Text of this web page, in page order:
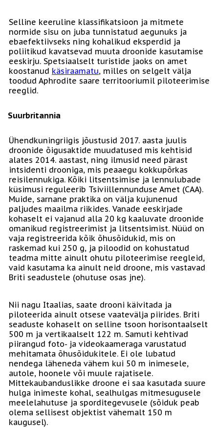
Selline keeruline klassifikatsioon ja mitmete
normide sisu on juba tunnistatud aegunuks ja
ebaefektiivseks ning kohalikud eksperdid ja
poliitikud kavatsevad muuta droonide kasutamise
eeskirju. Spetsiaalselt turistide jaoks on amet
koostanud käsiraamatu, milles on selgelt välja
toodud Aphrodite saare territooriumil piloteerimise
reeglid.
Suurbritannia
Ühendkuningriigis jõustusid 2017. aasta juulis
droonide õigusaktide muudatused mis kehtisid
alates 2014. aastast, ning ilmusid need pärast
intsidenti drooniga, mis peaaegu kokkupõrkas
reisilennukiga. Kõiki litsentsimise ja lennulubade
küsimusi reguleerib Tsiviillennunduse Amet (CAA).
Muide, sarnane praktika on välja kujunenud
paljudes maailma riikides. Vanade eeskirjade
kohaselt ei vajanud alla 20 kg kaaluvate droonide
omanikud registreerimist ja litsentsimist. Nüüd on
vaja registreerida kõik õhusõidukid, mis on
raskemad kui 250 g, ja piloodid on kohustatud
teadma mitte ainult ohutu piloteerimise reegleid,
vaid kasutama ka ainult neid droone, mis vastavad
Briti seadustele (ohutuse osas jne).
Nii nagu Itaalias, saate drooni käivitada ja
piloteerida ainult otsese vaatevälja piirides. Briti
seaduste kohaselt on selline tsoon horisontaalselt
500 m ja vertikaalselt 122 m. Samuti kehtivad
piirangud foto- ja videokaameraga varustatud
mehitamata õhusõidukitele. Ei ole lubatud
nendega läheneda vähem kui 50 m inimesele,
autole, hoonele või muule rajatisele.
Mittekaubanduslikke droone ei saa kasutada suure
hulga inimeste kohal, sealhulgas mitmesugusele
meelelahutuse ja sporditegevusele (sõiduk peab
olema sellisest objektist vähemalt 150 m
kaugusel).